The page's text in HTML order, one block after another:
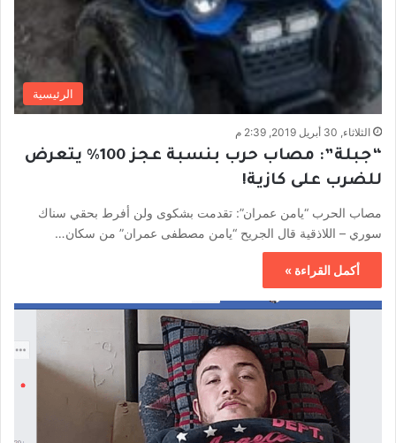
الرئيسية
الثلاثاء, 30 أبريل 2019, 2:39 م
“جبلة”: مصاب حرب بنسبة عجز 100% يتعرض
للضرب على كازية!
مصاب الحرب “يامن عمران”: تقدمت بشكوى ولن أفرط بحقي سناك
سوري – اللاذقية قال الجريح “يامن مصطفى عمران” من سكان…
أكمل القراءة »